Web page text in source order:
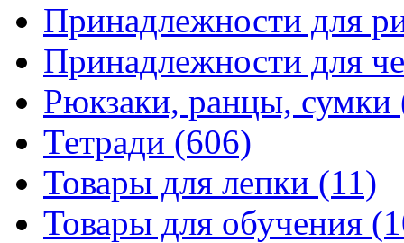
Принадлежности для
Принадлежности для
Рюкзаки, ранцы, сумки
Тетради (606)
Товары для лепки (11)
Товары для обучения